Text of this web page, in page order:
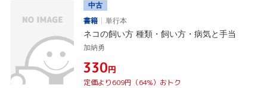
中古
書籍
単行本
ネコの飼い方 種類・飼い方・病気と手当
加納勇
¥330円
定価より609円（64%）おトク